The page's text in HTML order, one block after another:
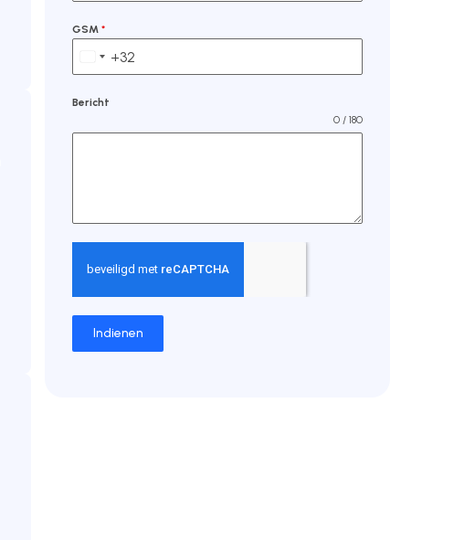
GSM *
Belgium +32
+32
Bericht
0 / 180
Indienen